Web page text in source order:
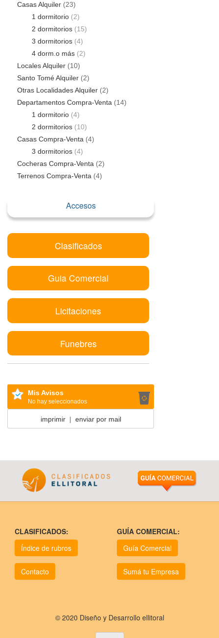
Casas Alquiler (23)
1 dormitorio (2)
2 dormitorios (15)
3 dormitorios (4)
4 dorm.o más (2)
Locales Alquiler (10)
Santo Tomé Alquiler (2)
Otras Localidades Alquiler (2)
Departamentos Compra-Venta (14)
1 dormitorio (4)
2 dormitorios (10)
Casas Compra-Venta (4)
3 dormitorios (4)
Cocheras Compra-Venta (2)
Terrenos Compra-Venta (4)
Accesos
Clasificados
Guia Comercial
Licitaciones
Funebres
Mis Avisos
No hay seleccionados
imprimir| enviar por mail
CLASIFICADOS:
Índice de rubros
Contacto
GUÍA COMERCIAL:
Guía Comercial
Sumá tu Empresa
© 2020 Diseño y Desarrollo ellitoral